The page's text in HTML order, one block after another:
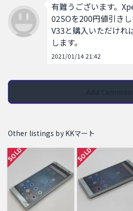
有難うございます。
02SOを200円値引き
V33と購入いただけれ
します。
2021/01/14 21:42
Other listings by KKマート
SOLD SOLD